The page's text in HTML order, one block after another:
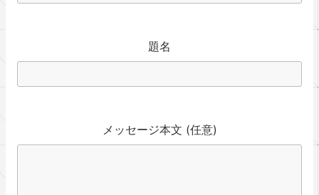
題名
メッセージ本文 (任意)